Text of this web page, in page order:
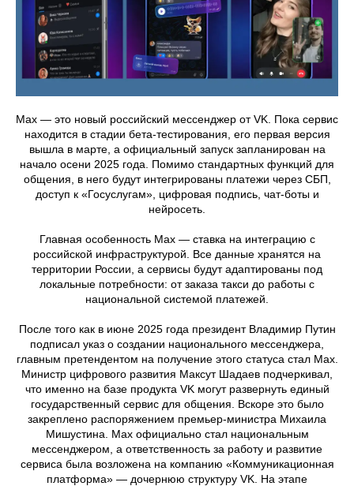
Max — это новый российский мессенджер от VK. Пока сервис
находится в стадии бета-тестирования, его первая версия
вышла в марте, а официальный запуск запланирован на
начало осени 2025 года. Помимо стандартных функций для
общения, в него будут интегрированы платежи через СБП,
доступ к «Госуслугам», цифровая подпись, чат-боты и
нейросеть.
Главная особенность Max — ставка на интеграцию с
российской инфраструктурой. Все данные хранятся на
территории России, а сервисы будут адаптированы под
локальные потребности: от заказа такси до работы с
национальной системой платежей.
После того как в июне 2025 года президент Владимир Путин
подписал указ о создании национального мессенджера,
главным претендентом на получение этого статуса стал Max.
Министр цифрового развития Максут Шадаев подчеркивал,
что именно на базе продукта VK могут развернуть единый
государственный сервис для общения. Вскоре это было
закреплено распоряжением премьер-министра Михаила
Мишустина. Max официально стал национальным
мессенджером, а ответственность за работу и развитие
сервиса была возложена на компанию «Коммуникационная
платформа» — дочернюю структуру VK. На этапе